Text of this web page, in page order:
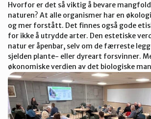
Hvorfor er det så viktig å bevare
naturen? At alle organismer har en
og mer forstått. Det finnes også gode
for ikke å utrydde arter. Den estetiske
natur er åpenbar, selv om de færreste
sjelden plante- eller dyreart forsvinner.
økonomiske verdien av det biologiske